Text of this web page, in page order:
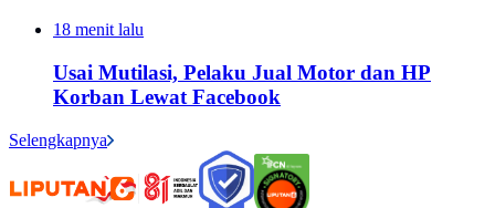
18 menit lalu
Usai Mutilasi, Pelaku Jual Motor dan HP
Korban Lewat Facebook
Selengkapnya